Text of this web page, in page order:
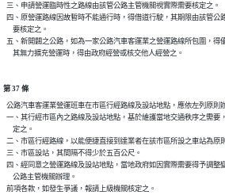
  三、申請營運臨時性之路線由該管公路主管機關視實際需要核定之。
四、原營運路線因故暫時不能通行時，得借道行駛，其期限由該管公
      要核定之。
五、新開闢之公路，如為一家公路汽車客運業之營運路線所包圍，得
第 37 條
公路汽車客運業營運班車在市區行經路線及設站地點，應依左列原則
一、其行經市區內之路線及設站地點，基於維護當地交通秩序之需要
      定之。
二、市區行經路線，以能便捷直接到達業者在該市區所設之車站為原
  三、市區設站，其間隔不得少於五百公尺。
四、經同意之營運路線及設站地點，當地政府如因實際需要得予調整
      公路主管機關辦理。